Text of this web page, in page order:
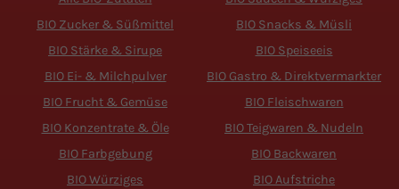
BIO Zucker & Süßmittel
BIO Stärke & Sirupe
BIO Ei- & Milchpulver
BIO Frucht & Gemüse
BIO Konzentrate & Öle
BIO Farbgebung
BIO Würziges
BIO Snacks & Müsli
BIO Speiseeis
BIO Gastro & Direktvermarkter
BIO Fleischwaren
BIO Teigwaren & Nudeln
BIO Backwaren
BIO Aufstriche